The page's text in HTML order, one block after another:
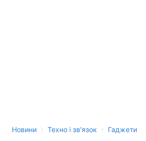
Новини › Техно і зв'язок › Гаджети